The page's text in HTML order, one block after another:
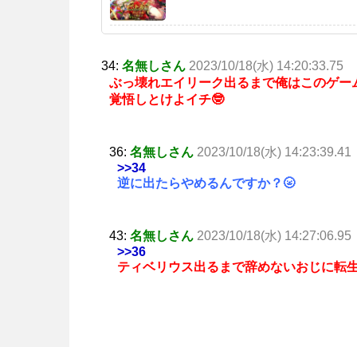
34: 名無しさん 2023/10/18(水) 14:20:33.75
ぶっ壊れエイリーク出るまで俺はこのゲー
覚悟しとけよイチ🤓
36: 名無しさん 2023/10/18(水) 14:23:39.41
>>34
逆に出たらやめるんですか？🌝
43: 名無しさん 2023/10/18(水) 14:27:06.95
>>36
ティベリウス出るまで辞めないおじに転